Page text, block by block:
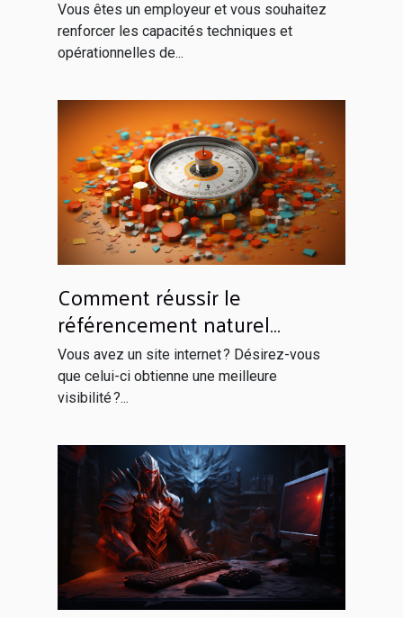
Vous êtes un employeur et vous souhaitez
renforcer les capacités techniques et
opérationnelles de...
Comment réussir le
référencement naturel
efficacement ?
Vous avez un site internet ? Désirez-vous
que celui-ci obtienne une meilleure
visibilité ?...